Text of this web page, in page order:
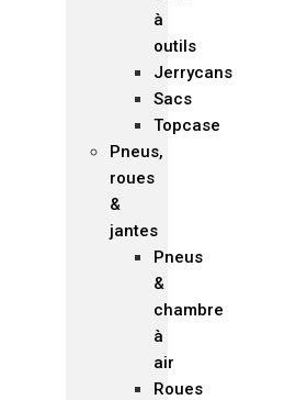
à
outils
Jerrycans
Sacs
Topcase
Pneus,
roues
&
jantes
Pneus
&
chambre
à
air
Roues